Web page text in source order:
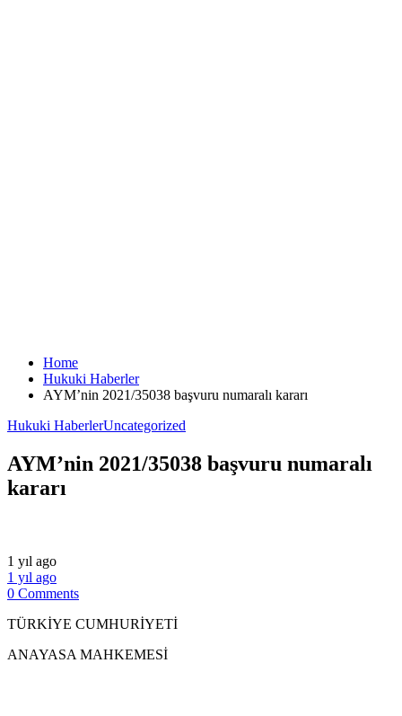
Home
Hukuki Haberler
AYM’nin 2021/35038 başvuru numaralı kararı
Hukuki HaberlerUncategorized
AYM’nin 2021/35038 başvuru numaralı
kararı
1 yıl ago
1 yıl ago
0 Comments
TÜRKİYE CUMHURİYETİ
ANAYASA MAHKEMESİ